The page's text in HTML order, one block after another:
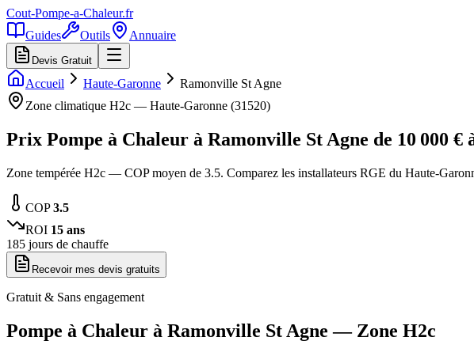
Cout-Pompe-a-Chaleur.fr
Guides
Outils Annuaire
Devis Gratuit
Accueil Haute-Garonne
Ramonville St Agne
Zone climatique H2c — Haute-Garonne (31520)
Prix Pompe à Chaleur à Ramonville St Agne de 10 000 €
Zone tempérée H2c — COP moyen de 3.5. Comparez les installateurs RGE du Haute-
COP3.5
ROI 15 ans
185 jours de chauffe
Recevoir mes devis gratuits
Gratuit & Sans engagement
Pompe à Chaleur à Ramonville St Agne — Zone H2c